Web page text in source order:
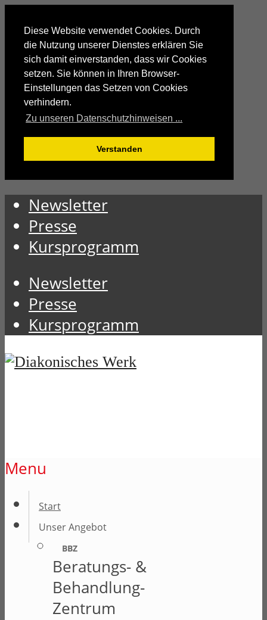
Diese Website verwendet Cookies. Durch
die Nutzung unserer Dienstes erklären Sie
sich damit einverstanden, dass wir Cookies
setzen. Sie können in Ihren Browser-
Einstellungen das Setzen von Cookies
verhindern.
Zu unseren Datenschutzhinweisen ...
Verstanden
Newsletter
Presse
Kursprogramm
Newsletter
Presse
Kursprogramm
Menu
Start
Unser Angebot
BBZ
Beratungs- &
Behandlung-
Zentrum